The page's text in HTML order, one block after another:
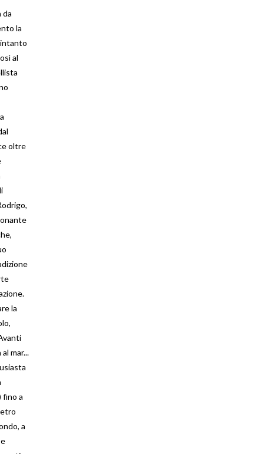
da
la
intanto
al
oltre
la
mar...
fino a
a